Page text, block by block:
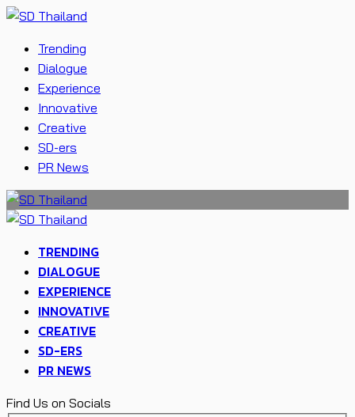
Trending
Dialogue
Experience
Innovative
Creative
SD-ers
PR News
TRENDING
DIALOGUE
EXPERIENCE
INNOVATIVE
CREATIVE
SD-ERS
PR NEWS
Find Us on Socials